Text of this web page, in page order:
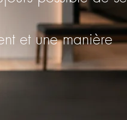
et une manière